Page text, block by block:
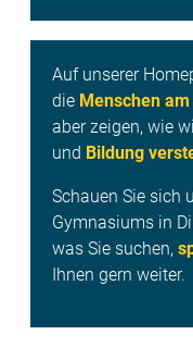
Auf unserer
die Menschen am
aber zeigen, wie
und Bildung
Schauen Sie sich
Gymnasiums in
was Sie suchen,
Ihnen gern weiter.